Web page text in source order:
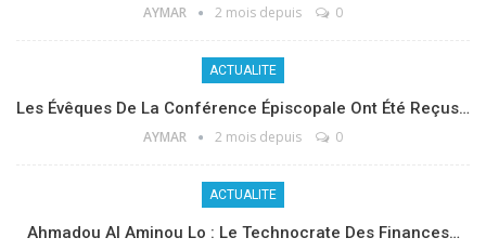
AYMAR 2 mois depuis 0
ACTUALITE
Les Évêques De La Conférence Épiscopale Ont Été Reçus…
AYMAR 2 mois depuis 0
ACTUALITE
Ahmadou Al Aminou Lo : Le Technocrate Des Finances…